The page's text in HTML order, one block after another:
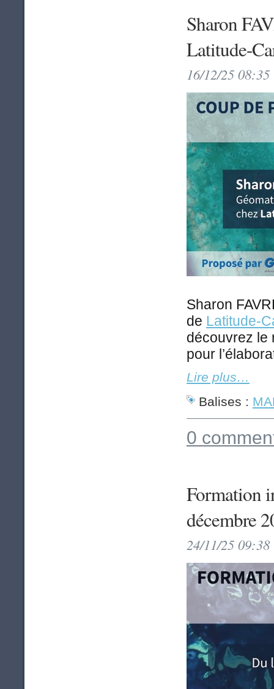
Sharon
Latitude-
16/12/25
Sharon
de Latitude-
découvrez le
pour
Lire plus…
Balises :
0
Formation
décembre
24/11/25